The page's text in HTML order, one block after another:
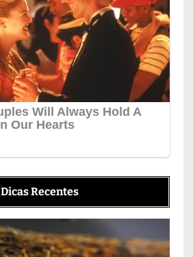
Dicas Recentes